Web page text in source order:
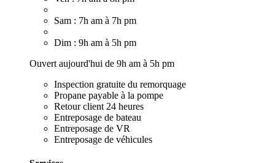
Sam : 7h am à 7h pm
Dim : 9h am à 5h pm
Ouvert aujourd'hui de 9h am à 5h pm
Inspection gratuite du remorquage
Propane payable à la pompe
Retour client 24 heures
Entreposage de bateau
Entreposage de VR
Entreposage de véhicules